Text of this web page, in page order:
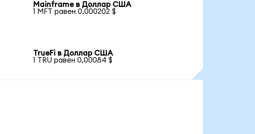
Mainframe в Доллар США
1 MFT равен 0,000202 $
TrueFi в Доллар США
1 TRU равен 0,00084 $